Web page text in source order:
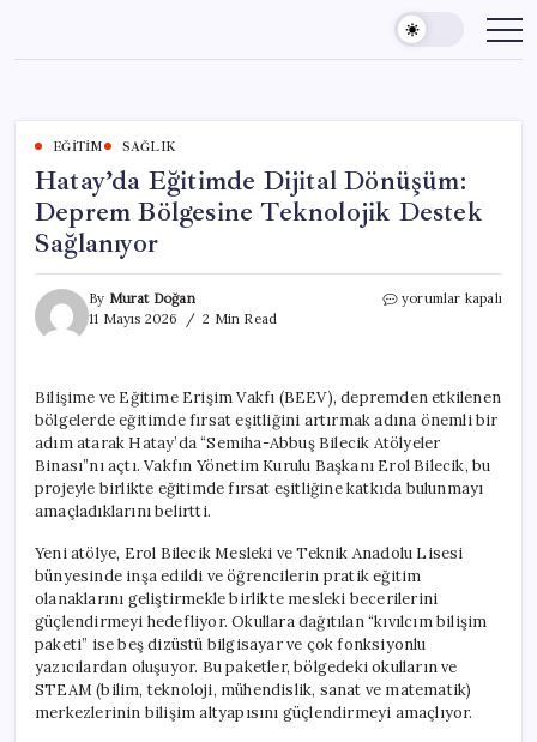
content
EĞITIM SAĞLIK
Hatay’da Eğitimde Dijital Dönüşüm:
Deprem Bölgesine Teknolojik Destek
Sağlanıyor
By Murat Doğan
11 Mayıs 2026
2 Min Read
Hatay’da
Bölgesine
Teknolojik
Destek
Sağlanıyor
için
yorumlar kapalı
Bilişime ve Eğitime Erişim Vakfı (BEEV), depremden etkilenen
bölgelerde eğitimde fırsat eşitliğini artırmak adına önemli bir
adım atarak Hatay’da “Semiha-Abbuş Bilecik Atölyeler
Binası”nı açtı. Vakfın Yönetim Kurulu Başkanı Erol Bilecik, bu
projeyle birlikte eğitimde fırsat eşitliğine katkıda bulunmayı
amaçladıklarını belirtti.
Yeni atölye, Erol Bilecik Mesleki ve Teknik Anadolu Lisesi
bünyesinde inşa edildi ve öğrencilerin pratik eğitim
olanaklarını geliştirmekle birlikte mesleki becerilerini
güçlendirmeyi hedefliyor. Okullara dağıtılan “kıvılcım bilişim
paketi” ise beş dizüstü bilgisayar ve çok fonksiyonlu
yazıcılardan oluşuyor. Bu paketler, bölgedeki okulların ve
STEAM (bilim, teknoloji, mühendislik, sanat ve matematik)
merkezlerinin bilişim altyapısını güçlendirmeyi amaçlıyor.